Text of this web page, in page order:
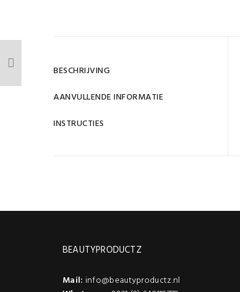
BESCHRIJVING
AANVULLENDE INFORMATIE
INSTRUCTIES
BEAUTYPRODUCTZ
Mail: info@beautyproductz.nl